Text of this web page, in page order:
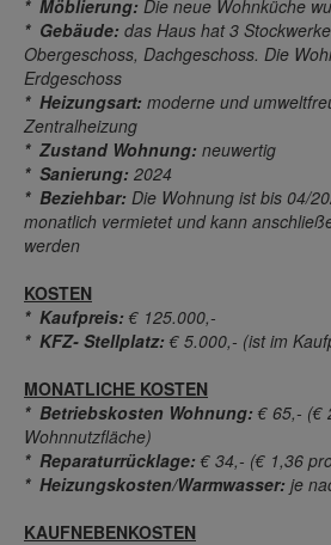
* Möblierung: Die neue Wohnküche
* Gebäude: das Haus hat 3
Obergeschoss, Dachgeschoss. Die
Erdgeschoss
* Heizungsart: moderne und
Zentralheizung
* Zustand Wohnung: neuwertig
* Sanierung: 2024
* Beziehbar: Die Wohnung ist bis 04/
monatlich vermietet und kann
werden
KOSTEN
* Kaufpreis:€ 125.000,-
* KFZ- Stellplatz:€ 5.000,- (ist im
MONATLICHE KOSTEN
* Betriebskosten Wohnung:€ 65,- (€
Wohnnutzfläche)
* Reparaturrücklage:€ 34,- (€ 1,36
* Heizungskosten/Warmwasser: je
KAUFNEBENKOSTEN